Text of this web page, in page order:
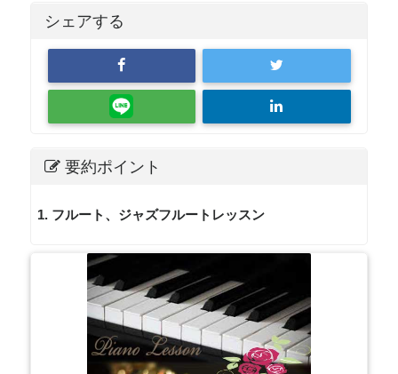
シェアする
要約ポイント
1. フルート、ジャズフルートレッスン